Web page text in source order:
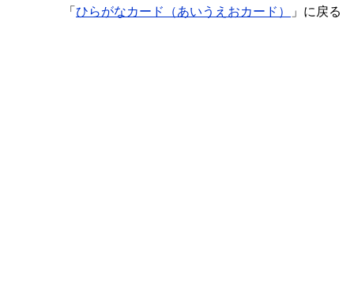
「 ひらがなカード（あいうえおカード） 」に戻る